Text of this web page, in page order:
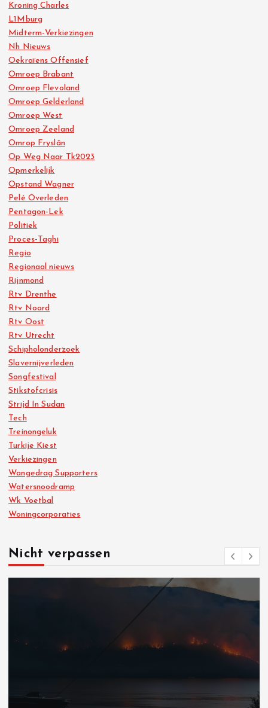
Kroning Charles
L1Mburg
Midterm-Verkiezingen
Nh Nieuws
Oekraïens Offensief
Omroep Brabant
Omroep Flevoland
Omroep Gelderland
Omroep West
Omroep Zeeland
Omrop Fryslân
Op Weg Naar Tk2023
Opmerkelijk
Opstand Wagner
Pelé Overleden
Pentagon-Lek
Politiek
Proces-Taghi
Regio
Regionaal nieuws
Rijnmond
Rtv Drenthe
Rtv Noord
Rtv Oost
Rtv Utrecht
Schipholonderzoek
Slavernijverleden
Songfestival
Stikstofcrisis
Strijd In Sudan
Tech
Treinongeluk
Turkije Kiest
Verkiezingen
Wangedrag Supporters
Watersnoodramp
Wk Voetbal
Woningcorporaties
Nicht verpassen